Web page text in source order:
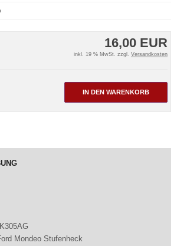
16,00 EUR
inkl. 19 % MwSt. zzgl. Versandkosten
IN DEN WARENKORB
Mondeo Stufenheck